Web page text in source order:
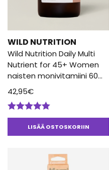
WILD NUTRITION
Wild Nutrition Daily Multi
Nutrient for 45+ Women
naisten monivitamiini 60
Kaps
42,95€
Arvostelu
tuotteesta:LISÄÄ OSTOSKORIIN